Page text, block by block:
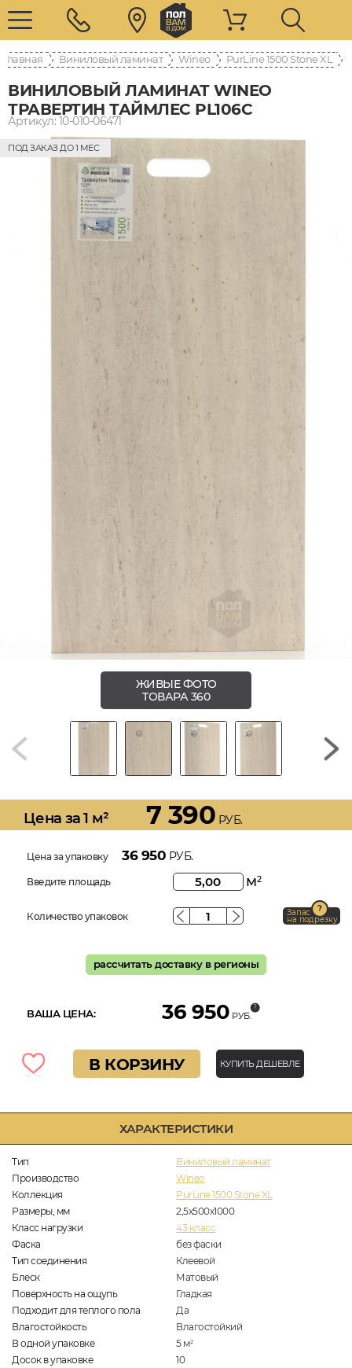
Главная Виниловый ламинат Wineo PurLine 1500 Stone XL
ВИНИЛОВЫЙ ЛАМИНАТ WINEO
ТРАВЕРТИН ТАЙМЛЕС PL106C
Артикул: 10-010-06471
ХАРАКТЕРИСТИКИ
Тип
Виниловый ламинат
Производство
Wineo
Коллекция
PurLine 1500 Stone XL
Размеры, мм
2,5х500х1000
Класс нагрузки
43 класс
Фаска
без фаски
Тип соединения
Клеевой
Блеск
Матовый
Поверхность на ощупь
Гладкая
Подходит для теплого пола
Да
Влагостойкость
Влагостойкий
В одной упаковке
5 м2
Досок в упаковке
10
ПОД ЗАКАЗ ДО 1 МЕС
ЖИВЫЕ ФОТО
ТОВАРА 360
Цена за 1 м² 7 390 РУБ.
Цена за упаковку 36 950 РУБ.
Введите площадь м2
Количество упаковок Запас
на подрезку
рассчитать доставку в регионы
ВАША ЦЕНА: 36 950 РУБ.
В КОРЗИНУ КУПИТЬ ДЕШЕВЛЕ